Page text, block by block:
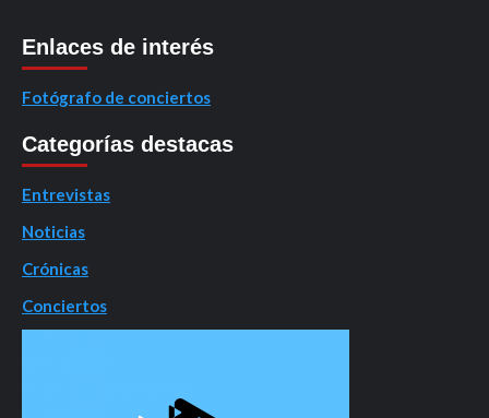
Enlaces de interés
Fotógrafo de conciertos
Categorías destacas
Entrevistas
Noticias
Crónicas
Conciertos